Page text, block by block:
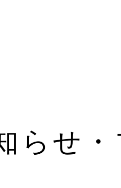
らせ